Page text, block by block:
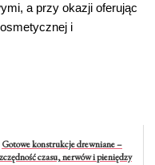
a przy okazji oferując
i
Gotowe konstrukcje drewniane –
czasu, nerwów i pieniędzy